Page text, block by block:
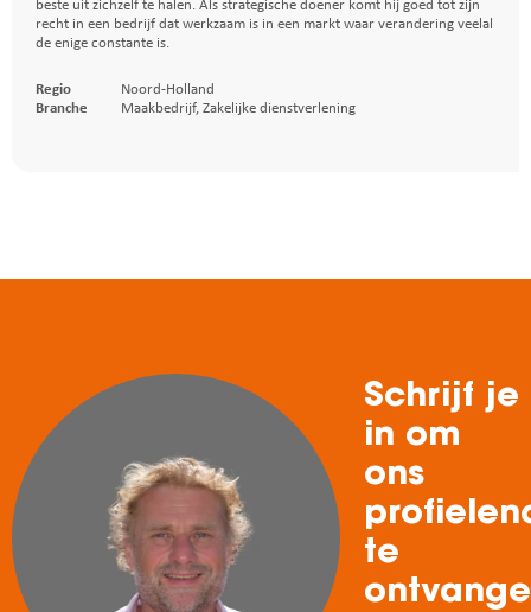
beste uit zichzelf te halen. Als strategische doener komt hij goed tot zijn
recht in een bedrijf dat werkzaam is in een markt waar verandering veelal
de enige constante is.
Regio
Noord-Holland
Branche
Maakbedrijf, Zakelijke dienstverlening
Schrijf je
in om
ons
te